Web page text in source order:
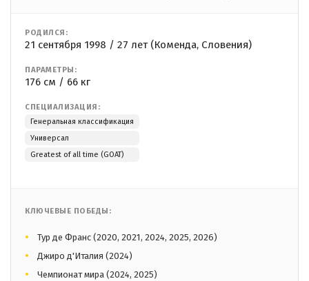
РОДИЛСЯ:
21 сентября 1998 / 27 лет (Коменда, Словения)
ПАРАМЕТРЫ:
176 см / 66 кг
СПЕЦИАЛИЗАЦИЯ:
Генеральная классификация
Универсал
Greatest of all time (GOAT)
КЛЮЧЕВЫЕ ПОБЕДЫ:
Тур де Франс (2020, 2021, 2024, 2025, 2026)
Джиро д'Италия (2024)
Чемпионат мира (2024, 2025)